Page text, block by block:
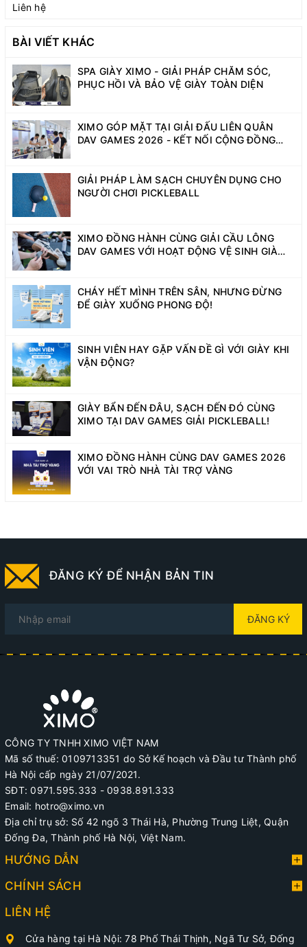
Liên hệ
BÀI VIẾT KHÁC
SPA GIÀY XIMO - GIẢI PHÁP CHĂM SÓC,
PHỤC HỒI VÀ BẢO VỆ GIÀY TOÀN DIỆN
XIMO GÓP MẶT TẠI GIẢI ĐẤU LIÊN QUÂN
DAV GAMES 2026 - KẾT NỐI CỘNG ĐỒNG
GIẢI PHÁP LÀM SẠCH CHUYÊN DỤNG CHO
NGƯỜI CHƠI PICKLEBALL
XIMO ĐỒNG HÀNH CÙNG GIẢI CẦU LÔNG
DAV GAMES VỚI HOẠT ĐỘNG VỆ SINH GIÀY
CHÁY HẾT MÌNH TRÊN SÂN, NHƯNG ĐỪNG
ĐỂ GIÀY XUỐNG PHONG ĐỘ!
SINH VIÊN HAY GẶP VẤN ĐỀ GÌ VỚI GIÀY KHI
VẬN ĐỘNG?
GIÀY BẨN ĐẾN ĐÂU, SẠCH ĐẾN ĐÓ CÙNG
XIMO TẠI DAV GAMES GIẢI PICKLEBALL!
XIMO ĐỒNG HÀNH CÙNG DAV GAMES 2026
VỚI VAI TRÒ NHÀ TÀI TRỢ VÀNG
ĐĂNG KÝ ĐỂ NHẬN BẢN TIN
ĐĂNG KÝ
CÔNG TY TNHH XIMO VIỆT NAM
Mã số thuế: 0109713351 do Sở Kế hoạch và Đầu tư Thành phố
Hà Nội cấp ngày 21/07/2021.
SĐT: 0971.595.333 - 0938.891.333
Email: hotro@ximo.vn
Địa chỉ trụ sở: Số 42 ngõ 3 Thái Hà, Phường Trung Liệt, Quận
Đống Đa, Thành phố Hà Nội, Việt Nam.
HƯỚNG DẪN
CHÍNH SÁCH
LIÊN HỆ
Cửa hàng tại Hà Nội: 78 Phố Thái Thịnh, Ngã Tư Sở, Đống